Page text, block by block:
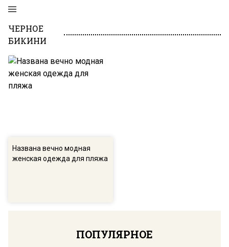
ЧЕРНОЕ
БИКИНИ
Названа вечно модная
женская одежда для пляжа
ПОПУЛЯРНОЕ